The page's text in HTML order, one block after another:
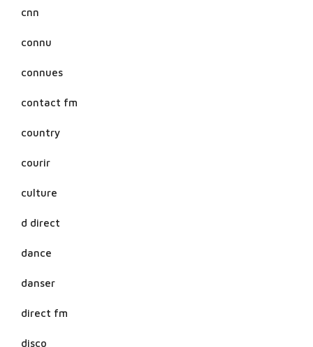
cnn
connu
connues
contact fm
country
courir
culture
d direct
dance
danser
direct fm
disco